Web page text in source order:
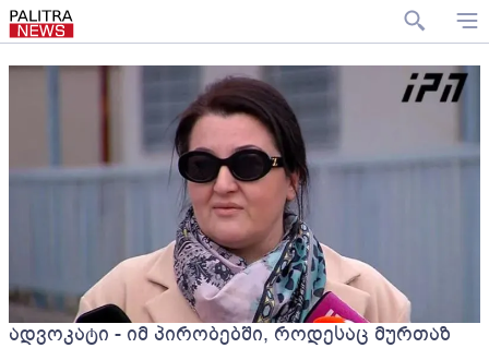
ადვოკატი - იმ პირობებში, როდესაც მურთაზ